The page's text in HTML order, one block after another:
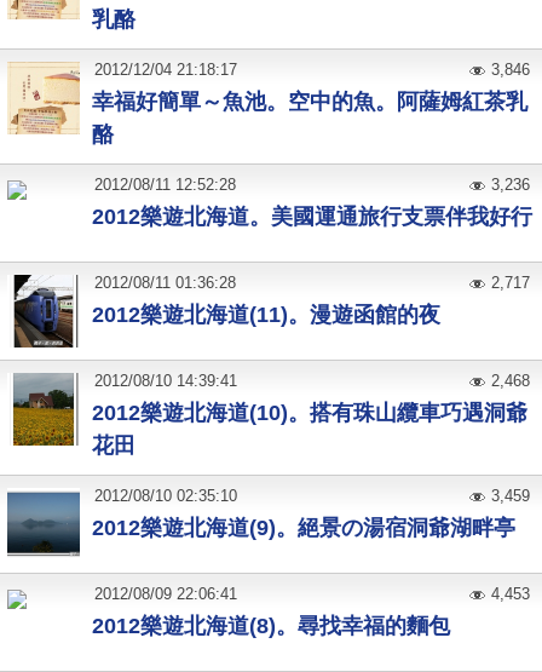
乳酪
幸福好簡單～魚池。空中的魚。阿薩姆紅茶乳
酪
2012/12/04 21:18:17 3,846
2012樂遊北海道。美國運通旅行支票伴我好行
2012/08/11 12:52:28 3,236
2012樂遊北海道(11)。漫遊函館的夜
2012/08/11 01:36:28 2,717
2012樂遊北海道(10)。搭有珠山纜車巧遇洞爺
花田
2012/08/10 14:39:41 2,468
2012樂遊北海道(9)。絕景の湯宿洞爺湖畔亭
2012/08/10 02:35:10 3,459
2012樂遊北海道(8)。尋找幸福的麵包
2012/08/09 22:06:41 4,453